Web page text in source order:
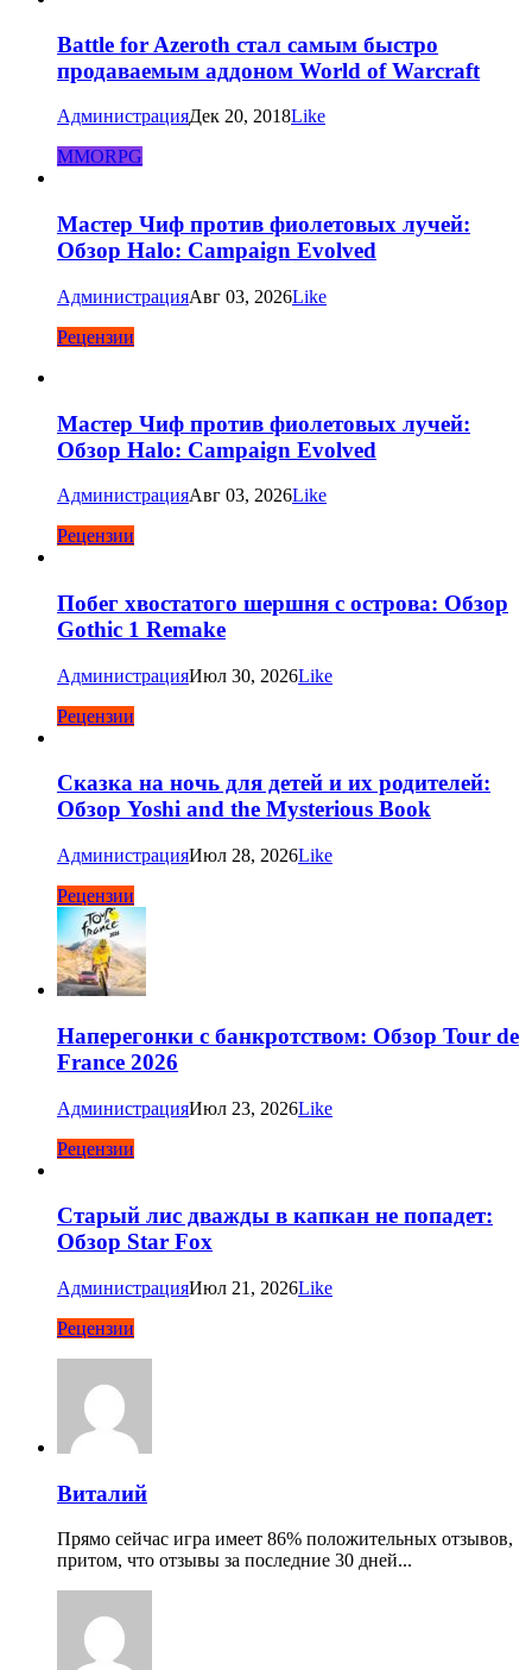
Battle for Azeroth стал самым быстро
продаваемым аддоном World of Warcraft
АдминистрацияДек 20, 2018Like
MMORPG
Мастер Чиф против фиолетовых лучей:
Обзор Halo: Campaign Evolved
АдминистрацияАвг 03, 2026Like
Рецензии
Мастер Чиф против фиолетовых лучей:
Обзор Halo: Campaign Evolved
АдминистрацияАвг 03, 2026Like
Рецензии
Побег хвостатого шершня с острова: Обзор
Gothic 1 Remake
АдминистрацияИюл 30, 2026Like
Рецензии
Сказка на ночь для детей и их родителей:
Обзор Yoshi and the Mysterious Book
АдминистрацияИюл 28, 2026Like
Рецензии
Наперегонки с банкротством: Обзор Tour de
France 2026
АдминистрацияИюл 23, 2026Like
Рецензии
Старый лис дважды в капкан не попадет:
Обзор Star Fox
АдминистрацияИюл 21, 2026Like
Рецензии
Виталий
Прямо сейчас игра имеет 86% положительных отзывов,
притом, что отзывы за последние 30 дней...